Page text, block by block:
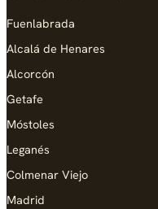
Fuenlabrada
Alcalá de Henares
Alcorcón
Getafe
Móstoles
Leganés
Colmenar Viejo
Madrid